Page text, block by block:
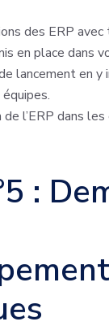
des ERP
en place dans
lancement en y
l’ERP dans
: